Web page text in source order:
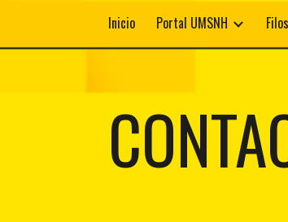
Skip to main contentInicio Portal UMSNH